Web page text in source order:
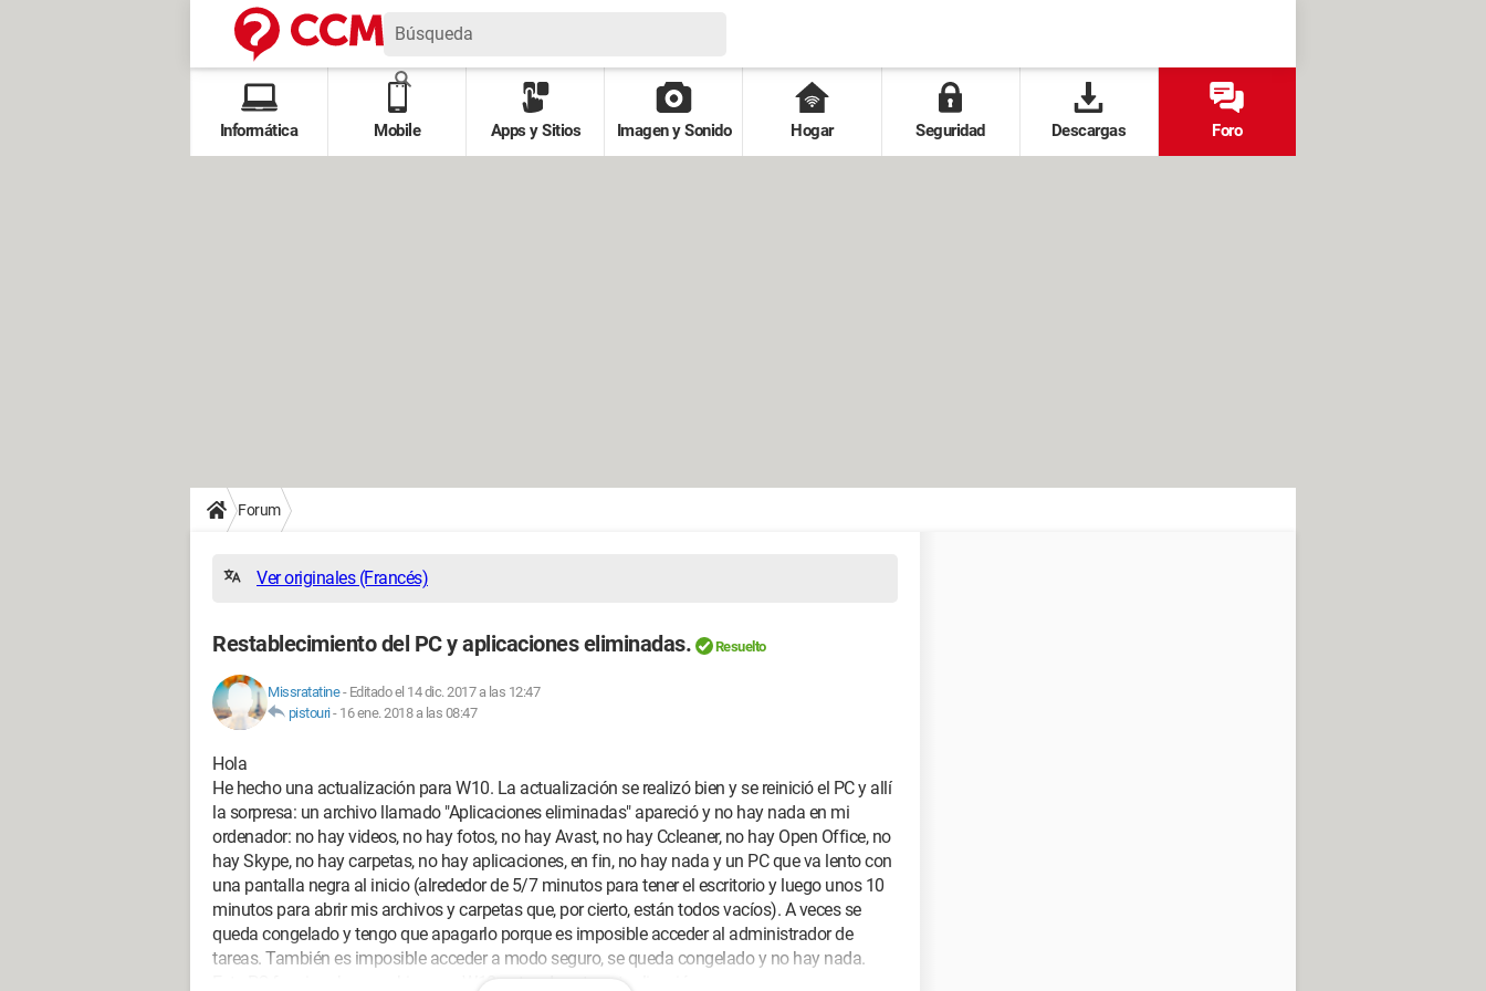
Informática Mobile Apps y Sitios Imagen y Sonido Hogar Seguridad Descargas Foro
Forum
Ver originales (Francés)
Restablecimiento del PC y aplicaciones eliminadas. Resuelto
Missratatine- Editado el 14 dic. 2017 a las 12:47
pistouri- 16 ene. 2018 a las 08:47
Hola
He hecho una actualización para W10. La actualización se realizó bien y se reinició el PC y allí
la sorpresa: un archivo llamado "Aplicaciones eliminadas" apareció y no hay nada en mi
ordenador: no hay videos, no hay fotos, no hay Avast, no hay Ccleaner, no hay Open Office, no
hay Skype, no hay carpetas, no hay aplicaciones, en fin, no hay nada y un PC que va lento con
una pantalla negra al inicio (alrededor de 5/7 minutos para tener el escritorio y luego unos 10
minutos para abrir mis archivos y carpetas que, por cierto, están todos vacíos). A veces se
queda congelado y tengo que apagarlo porque es imposible acceder al administrador de
tareas. También es imposible acceder a modo seguro, se queda congelado y no hay nada.
Este PC funcionaba muy bien con W10 antes de esta actualización,